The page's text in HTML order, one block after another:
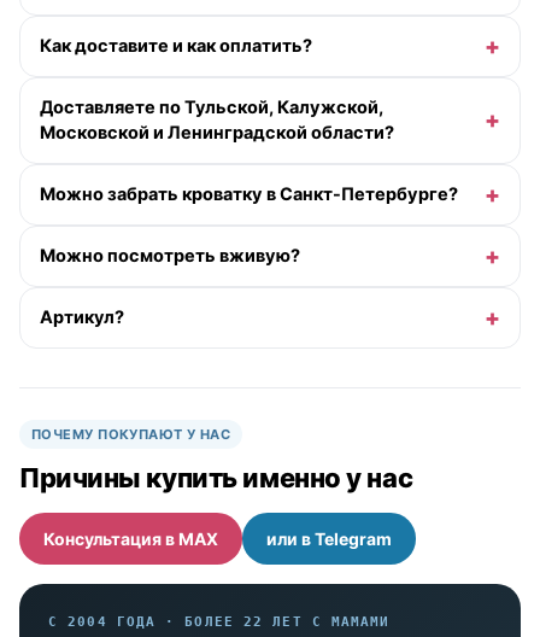
Как доставите и как оплатить?
Доставляете по Тульской, Калужской,
Московской и Ленинградской области?
Можно забрать кроватку в Санкт-Петербурге?
Можно посмотреть вживую?
Артикул?
ПОЧЕМУ ПОКУПАЮТ У НАС
Причины купить именно у нас
Консультация в MAX или в Telegram
С 2004 ГОДА · БОЛЕЕ 22 ЛЕТ С МАМАМИ